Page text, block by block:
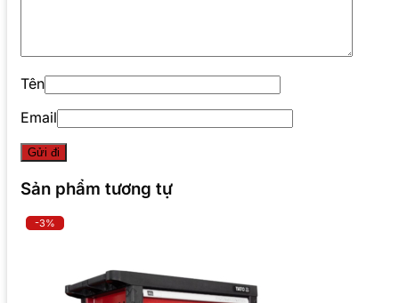
Tên
Email
Sản phẩm tương tự
-3%